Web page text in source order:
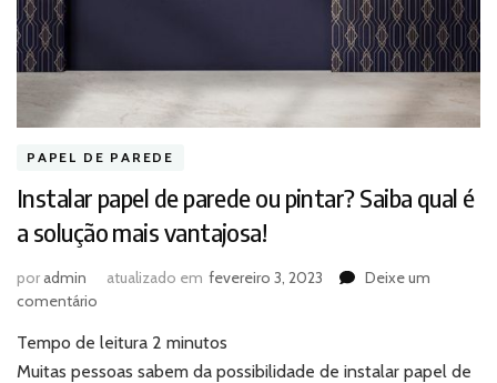
PAPEL DE PAREDE
Instalar papel de parede ou pintar? Saiba qual é
a solução mais vantajosa!
poradmin atualizado em fevereiro 3, 2023
Deixe um
comentário
papel
de
Tempo de leitura 2 minutos
Muitas pessoas sabem da possibilidade de instalar papel de